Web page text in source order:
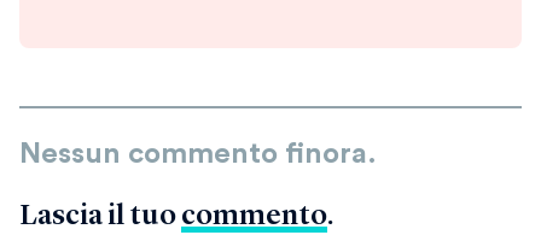
Nessun commento finora.
Lascia il tuo commento.